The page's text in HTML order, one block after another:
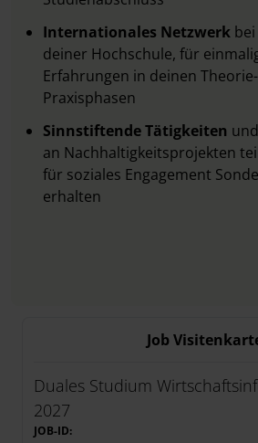
Internationales Netzwerk
deiner Hochschule, für
Erfahrungen in deinen
Praxisphasen
Sinnstiftende Tätigkeiten
an Nachhaltigkeitsprojekten
für soziales Engagement
erhalten
Job
Duales Studium
2027
JOB-ID: